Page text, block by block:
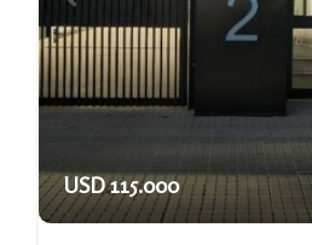
USD 115.000